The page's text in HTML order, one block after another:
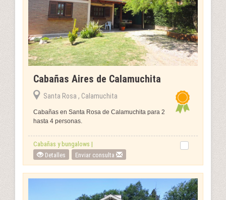
Cabañas Aires de Calamuchita
Santa Rosa , Calamuchita
Cabañas en Santa Rosa de Calamuchita para 2
hasta 4 personas.
Cabañas y bungalows |
Detalles
Enviar consulta